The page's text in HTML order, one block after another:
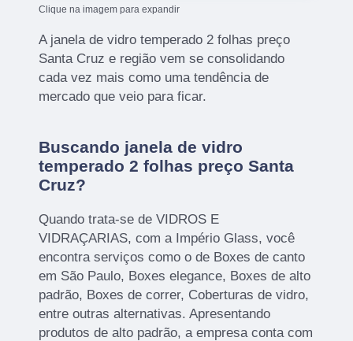
Clique na imagem para expandir
A janela de vidro temperado 2 folhas preço
Santa Cruz e região vem se consolidando
cada vez mais como uma tendência de
mercado que veio para ficar.
Buscando janela de vidro
temperado 2 folhas preço Santa
Cruz?
Quando trata-se de VIDROS E
VIDRAÇARIAS, com a Império Glass, você
encontra serviços como o de Boxes de canto
em São Paulo, Boxes elegance, Boxes de alto
padrão, Boxes de correr, Coberturas de vidro,
entre outras alternativas. Apresentando
produtos de alto padrão, a empresa conta com